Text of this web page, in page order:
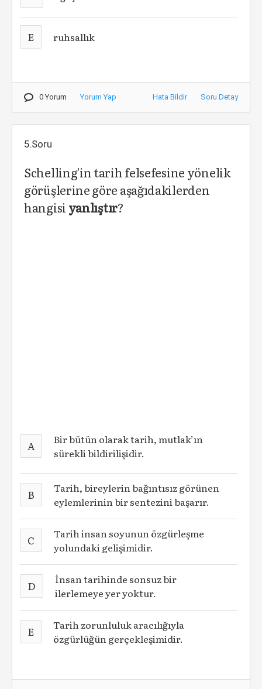
E ruhsallık
0 Yorum Yorum Yap Hata Bildir Soru Detay
5.Soru
Schelling'in tarih felsefesine yönelik
görüşlerine göre aşağıdakilerden
hangisi yanlıştır?
A
Bir bütün olarak tarih, mutlak’ın
sürekli bildirilişidir.
B
Tarih, bireylerin bağıntısız görünen
eylemlerinin bir sentezini başarır.
C
Tarih insan soyunun özgürleşme
yolundaki gelişimidir.
D
İnsan tarihinde sonsuz bir
ilerlemeye yer yoktur.
E
Tarih zorunluluk aracılığıyla
özgürlüğün gerçekleşimidir.